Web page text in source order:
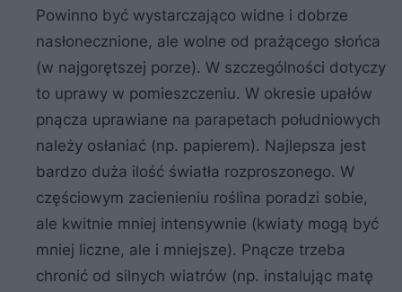
Powinno być wystarczająco widne i dobrze
nasłonecznione, ale wolne od prażącego słońca
(w najgorętszej porze). W szczególności dotyczy
to uprawy w pomieszczeniu. W okresie upałów
pnącza uprawiane na parapetach południowych
należy osłaniać (np. papierem). Najlepsza jest
bardzo duża ilość światła rozproszonego. W
częściowym zacienieniu roślina poradzi sobie,
ale kwitnie mniej intensywnie (kwiaty mogą być
mniej liczne, ale i mniejsze). Pnącze trzeba
chronić od silnych wiatrów (np. instalując matę